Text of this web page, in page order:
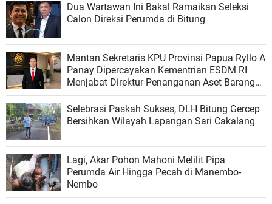
Dua Wartawan Ini Bakal Ramaikan Seleksi
Calon Direksi Perumda di Bitung
Mantan Sekretaris KPU Provinsi Papua Ryllo A
Panay Dipercayakan Kementrian ESDM RI
Menjabat Direktur Penanganan Aset Barang
Bukti
Selebrasi Paskah Sukses, DLH Bitung Gercep
Bersihkan Wilayah Lapangan Sari Cakalang
Lagi, Akar Pohon Mahoni Melilit Pipa
Perumda Air Hingga Pecah di Manembo-
Nembo